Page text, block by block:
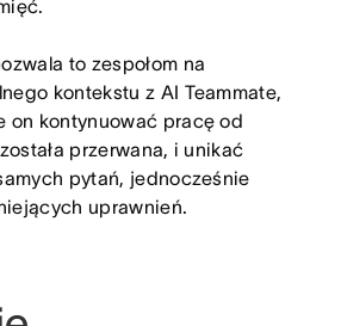
to zespołom na
kontekstu z AI Teammate,
on kontynuować pracę od
przerwana, i unikać
pytań, jednocześnie
uprawnień.